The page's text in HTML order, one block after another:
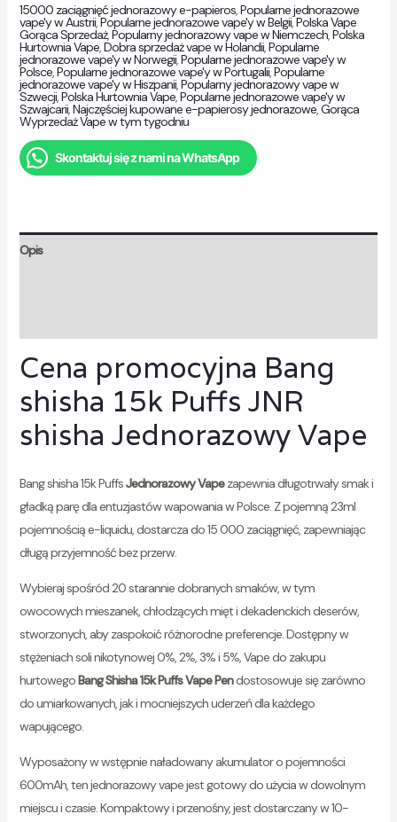
15000 zaciągnięć jednorazowy e-papieros,Popularne jednorazowe
vape'y w Austrii,Popularne jednorazowe vape'y w Belgii,Polska Vape
Gorąca Sprzedaż,Popularny jednorazowy vape w Niemczech,Polska
Hurtownia Vape,Dobra sprzedaż vape w Holandii,Popularne
jednorazowe vape'y w Norwegii,Popularne jednorazowe vape'y w
Polsce,Popularne jednorazowe vape'y w Portugalii,Popularne
jednorazowe vape'y w Hiszpanii,Popularny jednorazowy vape w
Szwecji,Polska Hurtownia Vape,Popularne jednorazowe vape'y w
Szwajcarii,Najczęściej kupowane e-papierosy jednorazowe,Gorąca
Wyprzedaż Vape w tym tygodniu
Skontaktuj się z nami na WhatsApp
Opis
Cena promocyjna Bang
shisha 15k Puffs JNR
shisha Jednorazowy Vape
Bang shisha 15k PuffsJednorazowy Vapezapewnia długotrwały smak i
gładką parę dla entuzjastów wapowania w Polsce. Z pojemną 23ml
pojemnością e-liquidu, dostarcza do 15 000 zaciągnięć, zapewniając
długą przyjemność bez przerw.
Wybieraj spośród 20 starannie dobranych smaków, w tym
owocowych mieszanek, chłodzących mięt i dekadenckich deserów,
stworzonych, aby zaspokoić różnorodne preferencje. Dostępny w
stężeniach soli nikotynowej 0%, 2%, 3% i 5%, Vape do zakupu
hurtowego Bang Shisha 15k Puffs Vape Pendostosowuje się zarówno
do umiarkowanych, jak i mocniejszych uderzeń dla każdego
wapującego.
Wyposażony w wstępnie naładowany akumulator o pojemności
600mAh, ten jednorazowy vape jest gotowy do użycia w dowolnym
miejscu i czasie. Kompaktowy i przenośny, jest dostarczany w 10-